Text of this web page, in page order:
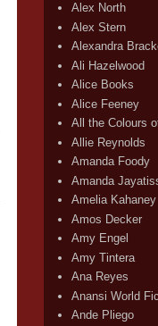
Alex North
Alex Stern
Alexandra
Ali Hazelwood
Alice Books
Alice Feeney
All the Colours
Allie Reynolds
Amanda Foody
Amanda
Amelia Kahaney
Amos Decker
Amy Engel
Amy Tintera
Ana Reyes
Anansi World
Ande Pliego